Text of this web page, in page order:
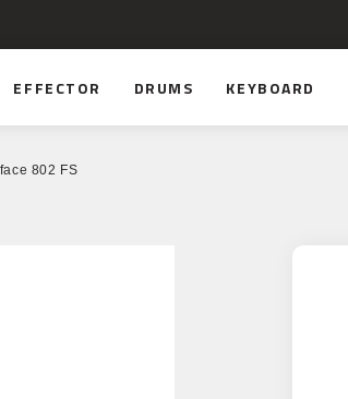
EFFECTOR DRUMS KEYBOARD
802 FS